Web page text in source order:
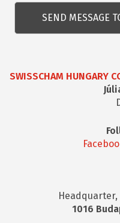
kérdés
SWISSCHAM HUNGARY
1016